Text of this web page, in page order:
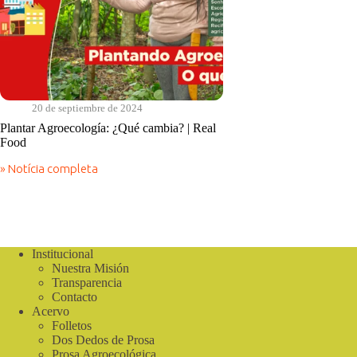
20 de septiembre de 2024
Plantar Agroecología: ¿Qué cambia? | Real
Food
» Notícia completa
Plantar
Food
Institucional
Nuestra Misión
Transparencia
Contacto
Acervo
Folletos
Dos Dedos de Prosa
Prosa Agroecológica